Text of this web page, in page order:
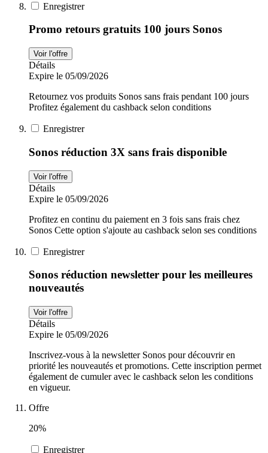
Enregistrer
Promo retours gratuits 100 jours Sonos
Voir l'offre
Détails
Expire le 05/09/2026
Retournez vos produits Sonos sans frais pendant 100 jours
Profitez également du cashback selon conditions
Enregistrer
Sonos réduction 3X sans frais disponible
Voir l'offre
Détails
Expire le 05/09/2026
Profitez en continu du paiement en 3 fois sans frais chez
Sonos Cette option s'ajoute au cashback selon ses conditions
Enregistrer
Sonos réduction newsletter pour les meilleures
nouveautés
Voir l'offre
Détails
Expire le 05/09/2026
Inscrivez-vous à la newsletter Sonos pour découvrir en
priorité les nouveautés et promotions. Cette inscription permet
également de cumuler avec le cashback selon les conditions
en vigueur.
Offre
20%
Enregistrer